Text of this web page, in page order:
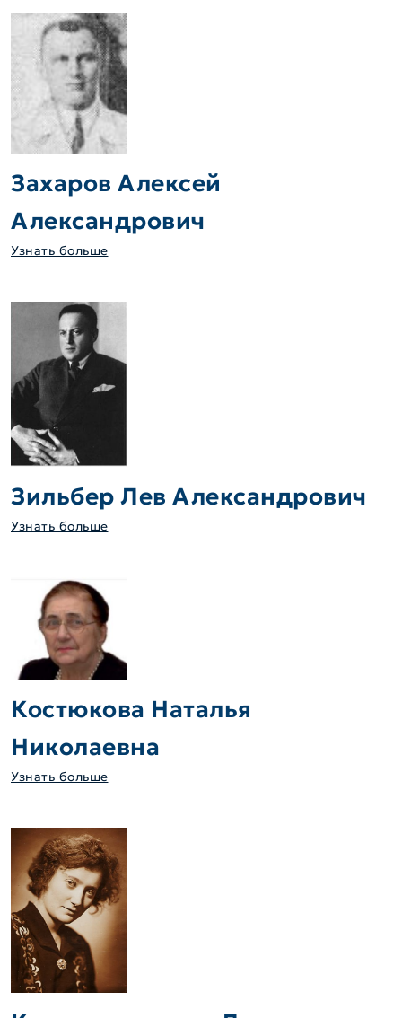
Захаров Алексей
Александрович
Узнать больше
Зильбер Лев Александрович
Узнать больше
Костюкова Наталья
Николаевна
Узнать больше